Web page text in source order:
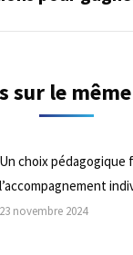
sur le
Un choix pédagogique
l’accompagnement
23 novembre 2024